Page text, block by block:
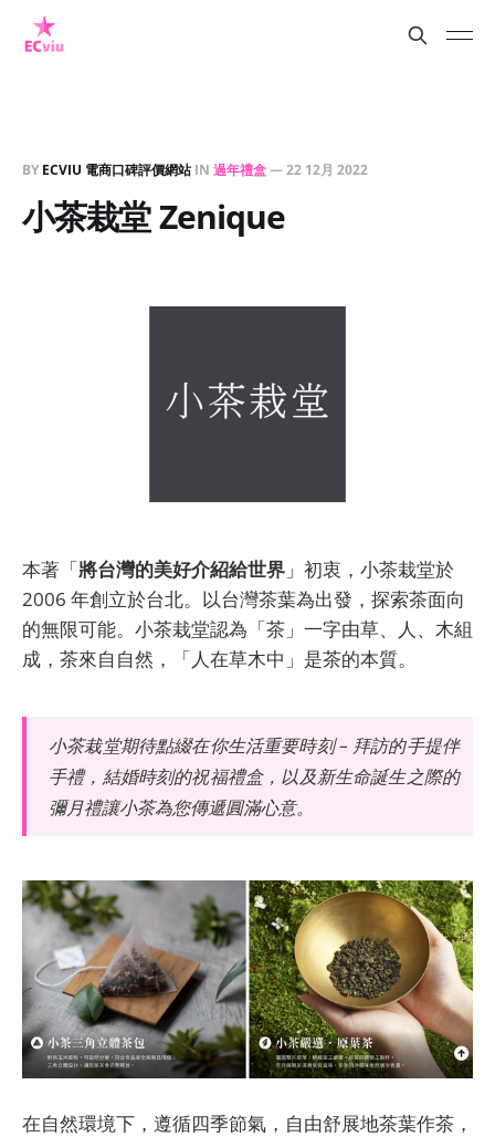
BY ECVIU 電商口碑評價網站IN 過年禮盒—22 12月 2022
小茶栽堂 Zenique
本著「將台灣的美好介紹給世界 」初衷，小茶栽堂於
2006 年創立於台北。以台灣茶葉為出發，探索茶面向
的無限可能。小茶栽堂認為「茶」一字由草、人、木組
成，茶來自自然，「人在草木中」是茶的本質。
小茶栽堂期待點綴在你生活重要時刻 – 拜訪的手提伴
手禮，結婚時刻的祝福禮盒，以及新生命誕生之際的
彌月禮讓小茶為您傳遞圓滿心意。
在自然環境下，遵循四季節氣，自由舒展地茶葉作茶，